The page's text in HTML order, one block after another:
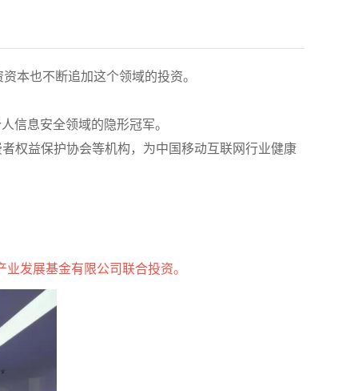
本也不断追加这个领域的投资。
信息安全领域的隐形冠军。
权益保护协会等机构，为中国移动互联网行业健康
发展基金有限公司联合投资。